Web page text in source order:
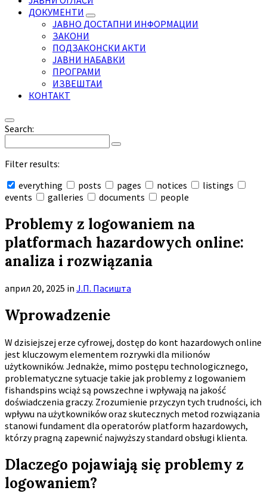
ДОКУМЕНТИ
ЈАВНО ДОСТАПНИ ИНФОРМАЦИИ
ЗАКОНИ
ПОДЗАКОНСКИ АКТИ
ЈАВНИ НАБАВКИ
ПРОГРАМИ
ИЗВЕШТАИ
КОНТАКТ
Search:
Filter results:
everything
posts pages notices
listings
events
galleries documents people
search
Problemy z logowaniem na
platformach hazardowych online:
analiza i rozwiązania
април 20, 2025 in Ј.П. Пасишта
Wprowadzenie
W dzisiejszej erze cyfrowej, dostęp do kont hazardowych online
jest kluczowym elementem rozrywki dla milionów
użytkowników. Jednakże, mimo postępu technologicznego,
problematyczne sytuacje takie jak problemy z logowaniem
fishandspins wciąż są powszechne i wpływają na jakość
doświadczenia graczy. Zrozumienie przyczyn tych trudności, ich
wpływu na użytkowników oraz skutecznych metod rozwiązania
stanowi fundament dla operatorów platform hazardowych,
którzy pragną zapewnić najwyższy standard obsługi klienta.
Dlaczego pojawiają się problemy z
logowaniem?